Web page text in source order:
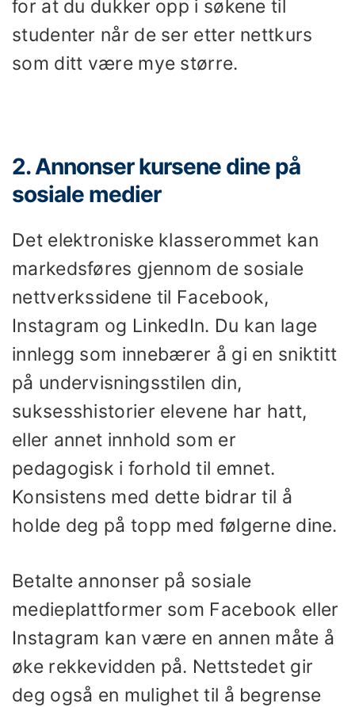
for at du dukker opp i søkene til
studenter når de ser etter nettkurs
som ditt være mye større.
2. Annonser kursene dine på
sosiale medier
Det elektroniske klasserommet kan
markedsføres gjennom de sosiale
nettverkssidene til Facebook,
Instagram og LinkedIn. Du kan lage
innlegg som innebærer å gi en sniktitt
på undervisningsstilen din,
suksesshistorier elevene har hatt,
eller annet innhold som er
pedagogisk i forhold til emnet.
Konsistens med dette bidrar til å
holde deg på topp med følgerne dine.
Betalte annonser på sosiale
medieplattformer som Facebook eller
Instagram kan være en annen måte å
øke rekkevidden på. Nettstedet gir
deg også en mulighet til å begrense